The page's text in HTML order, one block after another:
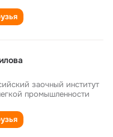
заочный институт
промышленности